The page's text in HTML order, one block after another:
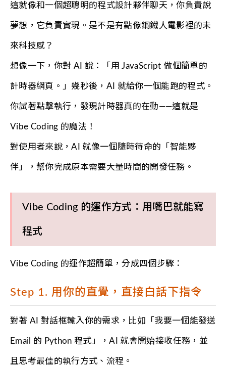
這就像和一個超聰明的程式設計夥伴聊天，你負責說
夢想，它負責實現。是不是有點像鋼鐵人電影裡的未
來科技感？
想像一下，你對 AI 說：「用 JavaScript 做個簡單的
計時器網頁。」幾秒後，AI 就給你一個能跑的程式。
你試著點擊執行，發現計時器真的在動——這就是
Vibe Coding 的魔法！
對使用者來說，AI 就像一個隨時待命的「智能夥
伴」，幫你完成原本需要大量時間的開發任務。
Vibe Coding 的運作方式：用嘴巴就能寫
程式
Vibe Coding 的運作超簡單，分成四個步驟：
Step 1. 用你的直覺，直接白話下指令
對著 AI 對話框輸入你的需求，比如「我要一個能發送
Email 的 Python 程式」，AI 就會開始接收任務，並
且思考最佳的執行方式、流程。